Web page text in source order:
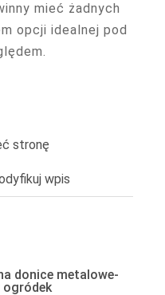
mieć żadnych
opcji idealnej pod
stronę
wpis
donice metalowe-
ogródek